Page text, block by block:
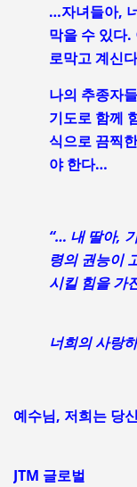
…자녀들아,
막을 수 있다
로막고 계신
나의 추종자
기도로 함께
식으로 끔찍
야 한다…
“… 내 딸아,
령의 권능이
시킬 힘을 가
너희의 사랑
예수님, 저희는 당
JTM 글로벌